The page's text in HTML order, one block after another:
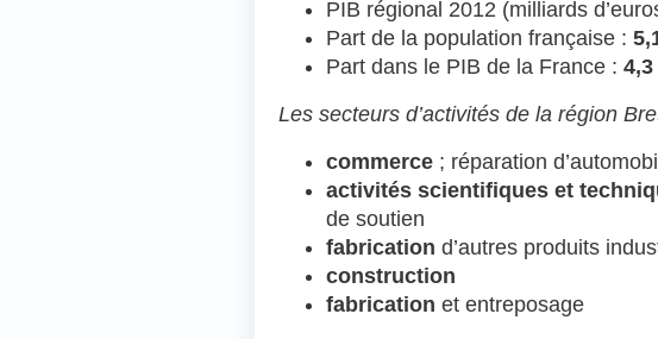
PIB régional 2012 (milliards
Part de la population française :
Part dans le PIB de la France : 4,3
Les secteurs d’activités de la région
commerce; réparation
activités scientifiques et
de soutien
fabrication d’autres produits
construction
fabrication et entreposage